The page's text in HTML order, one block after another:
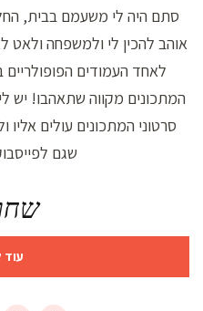
סתם היה לי משעמם בבית,
אוהב להכין לי ולמשפחה
לאחד העמודים
המתכונים מקווה שתאהבו! יש
סרטוני המתכונים עולים אליו
שגם
עוד